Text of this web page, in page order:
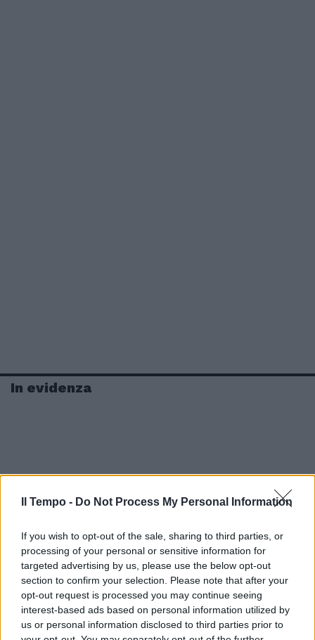
Il Tempo - Do Not Process My Personal Information
If you wish to opt-out of the sale, sharing to third parties, or
processing of your personal or sensitive information for
targeted advertising by us, please use the below opt-out
section to confirm your selection. Please note that after your
opt-out request is processed you may continue seeing
interest-based ads based on personal information utilized by
us or personal information disclosed to third parties prior to
In evidenza